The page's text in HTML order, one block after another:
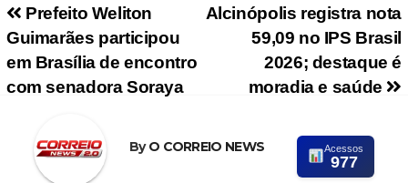
Navegação de PostAlcinópolis registra nota
59,09 no IPS Brasil
2026; destaque é
moradia e saúde
Prefeito Weliton
Guimarães participou
em Brasília de encontro
com senadora Soraya
ByO CORREIO NEWS Acessos
977